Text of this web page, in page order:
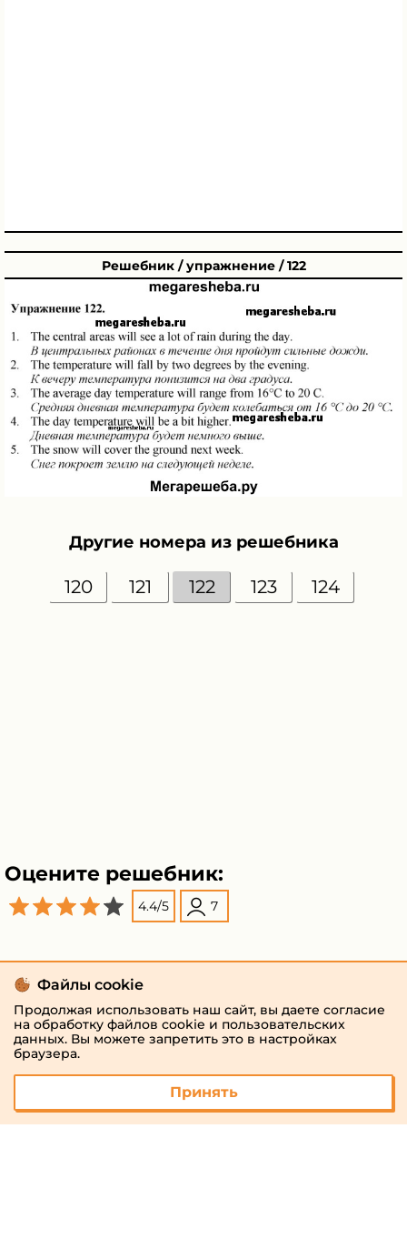
Решебник / упражнение / 122
Другие номера из решебника
120 121 122 123 124
Оцените решебник:
4.4/5 7
Файлы cookie
Продолжая использовать наш сайт, вы даете согласие
на обработку файлов cookie и пользовательских
данных. Вы можете запретить это в настройках
браузера.
Принять